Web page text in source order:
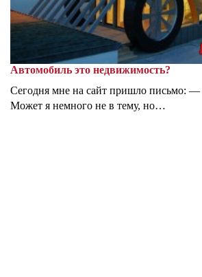
Автомобиль это недвижимость?
Сегодня мне на сайт пришло письмо: —
Может я немного не в тему, но…